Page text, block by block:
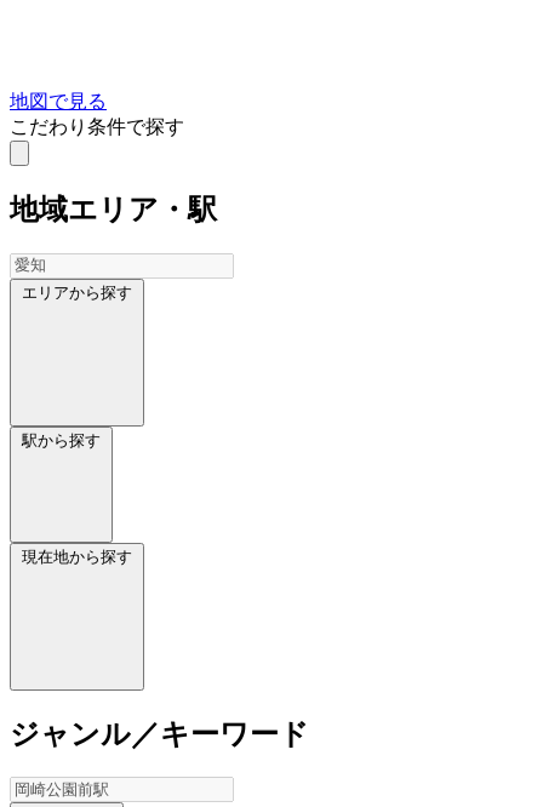
地図で見る
こだわり条件で探す
地域エリア・駅
エリアから探す
駅から探す
現在地から探す
ジャンル／キーワード